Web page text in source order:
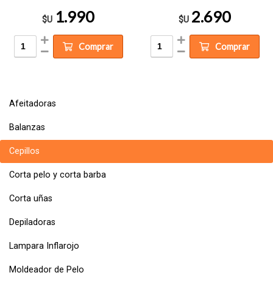
Afeitadoras
Balanzas
Cepillos
Corta pelo y corta barba
Corta uñas
Depiladoras
Lampara Inflarojo
Moldeador de Pelo
$U 1.990
Comprar
$U 2.690
Comprar